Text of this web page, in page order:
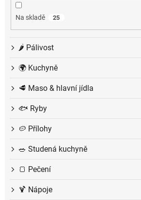
Na skladě 25
🌶️ Pálivost
🌍 Kuchyně
🥩 Maso & hlavní jídla
🐟 Ryby
🥔 Přílohy
🥗 Studená kuchyně
🍞 Pečení
🍹 Nápoje